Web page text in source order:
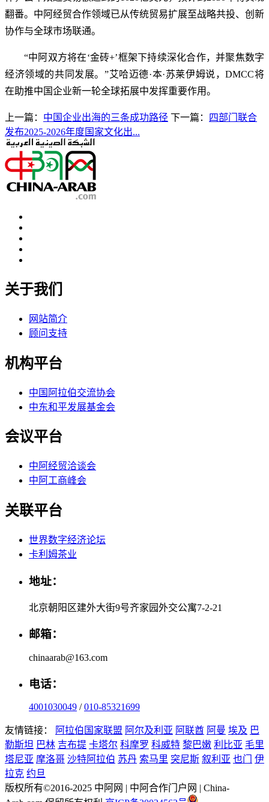
翻番。中阿经贸合作领域已从传统贸易扩展至战略共投、创新
协作与全球市场联通。
“中阿双方将在‘金砖+’框架下持续深化合作，并聚焦数字
经济领域的共同发展。”艾哈迈德·本·苏莱伊姆说，DMCC将
在助推中国企业新一轮全球拓展中发挥重要作用。
上一篇： 中国企业出海的三条成功路径 下一篇：
四部门联合
发布2025-2026年度国家文化出...
关于我们
网站简介
顾问支持
机构平台
中国阿拉伯交流协会
中东和平发展基金会
会议平台
中阿经贸洽谈会
中阿工商峰会
关联平台
世界数字经济论坛
卡利姆茶业
地址：
北京朝阳区建外大街9号齐家园外交公寓7-2-21
邮箱：
chinaarab@163.com
电话：
4001030049 /010-85321699
友情链接： 阿拉伯国家联盟 阿尔及利亚 阿联酋 阿曼 埃及 巴
勒斯坦 巴林 吉布提 卡塔尔 科摩罗 科威特 黎巴嫩 利比亚 毛里
塔尼亚 摩洛哥 沙特阿拉伯 苏丹 索马里 突尼斯 叙利亚 也门
伊
拉克 约旦
版权所有©2016-2025 中阿网 | 中阿合作门户网 | China-